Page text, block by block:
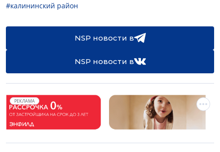
#калининский район
NSP новости в
NSP новости в
РЕКЛАМА